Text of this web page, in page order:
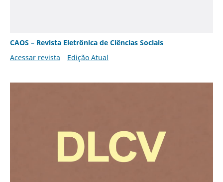
CAOS – Revista Eletrônica de Ciências Sociais
Acessar revista
Edição Atual